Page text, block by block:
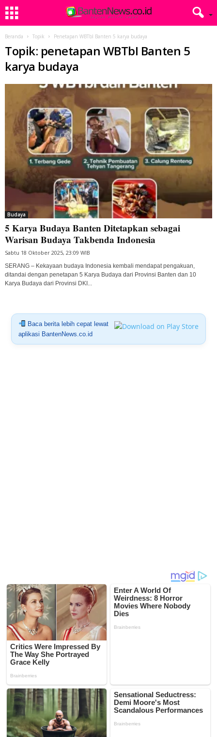
Beranda Topik Penetapan WBTbI Banten 5 karya budaya
Topik: penetapan WBTbI Banten 5
karya budaya
Budaya
5 Karya Budaya Banten Ditetapkan sebagai
Warisan Budaya Takbenda Indonesia
Sabtu 18 Oktober 2025, 23:09 WIB
SERANG – Kekayaan budaya Indonesia kembali mendapat pengakuan,
ditandai dengan penetapan 5 Karya Budaya dari Provinsi Banten dan 10
Karya Budaya dari Provinsi DKI...
Baca berita lebih cepat lewat
aplikasi BantenNews.co.id